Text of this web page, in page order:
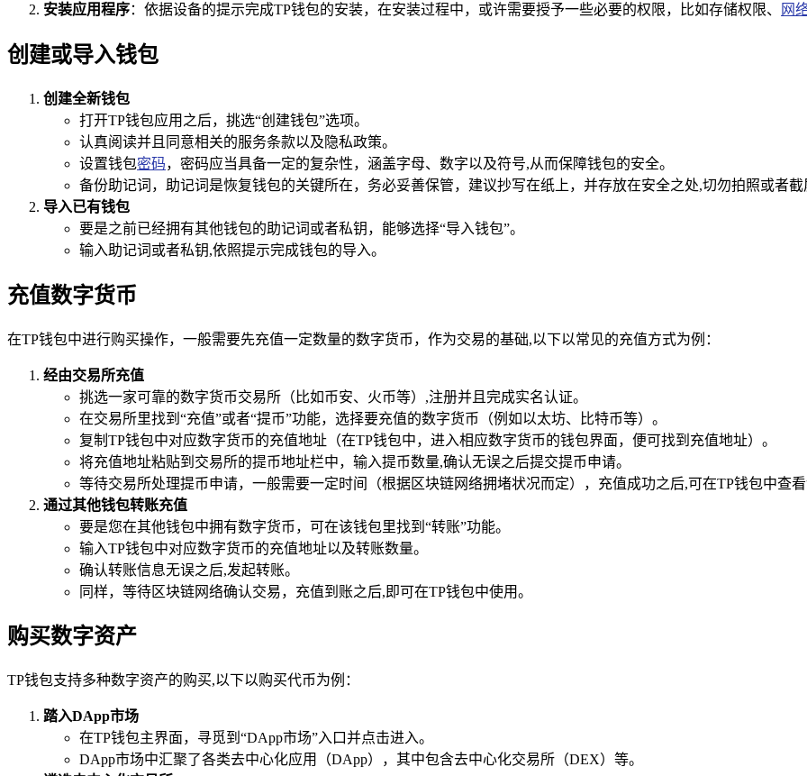
安装应用程序：依据设备的提示完成TP钱包的安装，在安装过程中，或许需要授予一些必要的权限，比如存储权限、 网
创建或导入钱包
创建全新钱包
打开TP钱包应用之后，挑选“创建钱包”选项。
认真阅读并且同意相关的服务条款以及隐私政策。
设置钱包密码，密码应当具备一定的复杂性，涵盖字母、数字以及符号,从而保障钱包的安全。
备份助记词，助记词是恢复钱包的关键所在，务必妥善保管，建议抄写在纸上，并存放在安全之处,切勿拍照或者
导入已有钱包
要是之前已经拥有其他钱包的助记词或者私钥，能够选择“导入钱包”。
输入助记词或者私钥,依照提示完成钱包的导入。
充值数字货币
在TP钱包中进行购买操作，一般需要先充值一定数量的数字货币，作为交易的基础,以下以常见的充值方式为例：
经由交易所充值
挑选一家可靠的数字货币交易所（比如币安、火币等）,注册并且完成实名认证。
在交易所里找到“充值”或者“提币”功能，选择要充值的数字货币（例如以太坊、比特币等）。
复制TP钱包中对应数字货币的充值地址（在TP钱包中，进入相应数字货币的钱包界面，便可找到充值地址）。
将充值地址粘贴到交易所的提币地址栏中，输入提币数量,确认无误之后提交提币申请。
等待交易所处理提币申请，一般需要一定时间（根据区块链网络拥堵状况而定），充值成功之后,可在TP钱包中查
通过其他钱包转账充值
要是您在其他钱包中拥有数字货币，可在该钱包里找到“转账”功能。
输入TP钱包中对应数字货币的充值地址以及转账数量。
确认转账信息无误之后,发起转账。
同样，等待区块链网络确认交易，充值到账之后,即可在TP钱包中使用。
购买数字资产
TP钱包支持多种数字资产的购买,以下以购买代币为例：
踏入DApp市场
在TP钱包主界面，寻觅到“DApp市场”入口并点击进入。
DApp市场中汇聚了各类去中心化应用（DApp），其中包含去中心化交易所（DEX）等。